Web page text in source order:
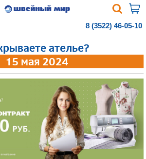
8 (3522) 46-05-10
ателье?
15 мая 2024